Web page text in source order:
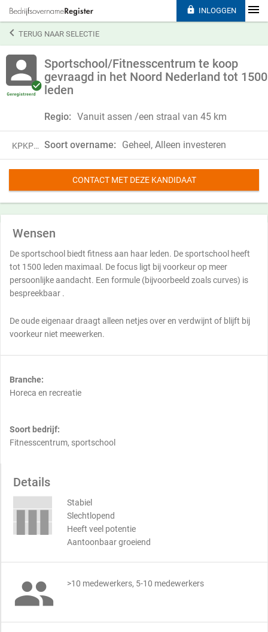
TERUG NAAR SELECTIE
Sportschool/Fitnesscentrum te koop
gevraagd in het Noord Nederland tot 1500
leden
Regio: Vanuit assen /een straal van 45 km
KPKP23VHM76Z Soort overname: Geheel, Alleen investeren
CONTACT MET DEZE KANDIDAAT
Wensen
De sportschool biedt fitness aan haar leden. De sportschool heeft
tot 1500 leden maximaal. De focus ligt bij voorkeur op meer
persoonlijke aandacht. Een formule (bijvoorbeeld zoals curves) is
bespreekbaar .
De oude eigenaar draagt alleen netjes over en verdwijnt of blijft bij
voorkeur niet meewerken.
Branche:
Horeca en recreatie
Soort bedrijf:
Fitnesscentrum, sportschool
Details
Stabiel
Slechtlopend
Heeft veel potentie
Aantoonbaar groeiend
 >10 medewerkers, 5-10 medewerkers
 INLOGGEN